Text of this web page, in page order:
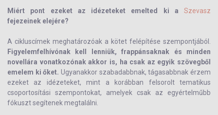
Miért pont ezeket az idézeteket emelted ki a Szevasz
fejezeinek elejére?
A cikluscímek meghatározóak a kötet felépítése szempontjából.
Figyelemfelhívónak kell lenniük, frappánsaknak és minden
novellára vonatkozónak akkor is, ha csak az egyik szövegből
emelem ki őket. Ugyanakkor szabadabbnak, tágasabbnak érzem
ezeket az idézeteket, mint a korábban felsorolt tematikus
csoportosítási szempontokat, amelyek csak az egyértelműbb
fókuszt segítenek megtalálni.